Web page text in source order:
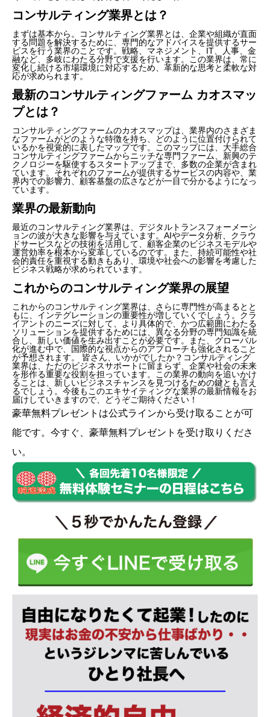
コンサルティング業界とは？
まずは基本から。コンサルティング業界とは、企業や組織が直面
する問題を解決するために、専門的なアドバイスを提供するサー
ビスを行う業界のことです。戦略、マネジメント、IT、人事、金
融など、多岐にわたる分野で支援を行います。この業界は、常に
変化し続ける市場環境に対応するため、革新的な思考と柔軟な対
応が求められます。
最新のコンサルティングファーム カオスマッ
プとは？
コンサルティングファームのカオスマップは、業界内のさまざま
なファームがどのような特徴を持ち、どのように位置付けられて
いるかを視覚的に表したマップです。このマップには、大手総合
コンサルティングファームからニッチな専門ファーム、新興のテ
クノロジーを駆使するスタートアップまで、多数の企業が含まれ
ています。それぞれのファームが提供するサービスの内容や、業
界内での影響力、顧客基盤の広さなどが一目で分かるようになっ
ています。
業界の最新動向
最近のコンサルティング業界は、デジタルトランスフォーメーシ
ョンの波が大きな影響を与えています。AIやデータ分析、クラウ
ドサービスなどの技術を活用して、顧客企業のビジネスモデルや
運営効率を根本から変革しているのです。また、持続可能性や社
会的責任を重視する動きもあり、環境や社会への影響を考慮した
ビジネス戦略が求められています。
これからのコンサルティング業界の展望
これからのコンサルティング業界は、さらに専門性が高まるとと
もに、インテグレーションの重要性が増していくでしょう。クラ
イアントのニーズに対して、より具体的で、かつ広範囲にわたる
ソリューションを提供するためには、異なる分野の専門知識を統
合し、新しい価値を生み出すことが必要です。また、グローバル
化が進む中で、国際的な視点からのアプローチも強化されること
が予想されます。 皆さん、いかがでしたか？コンサルティング
業界は、ただのビジネスサポートに留まらず、企業や社会の未来
を形作る重要な役割を担っています。この業界の動向を追いかけ
ることは、新しいビジネスチャンスを見つけるための鍵とも言え
るでしょう。今後もこのエキサイティングな業界の最新情報をお
届けしていきますので、どうぞご期待ください！
豪華無料プレゼントは公式ラインから受け取ることが可
能です。今すぐ、豪華無料プレゼントを受け取りくださ
い。